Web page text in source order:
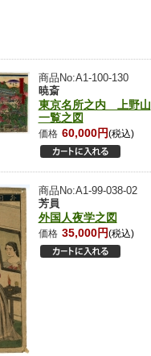
商品No:A1-100-130
暁斎
東京名所之内 上野山
一覧之図
価格 60,000円(税込)
商品No:A1-99-038-02
芳員
外国人夜学之図
価格 35,000円(税込)